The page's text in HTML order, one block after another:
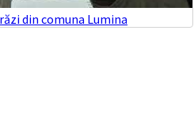
din comuna Lumina